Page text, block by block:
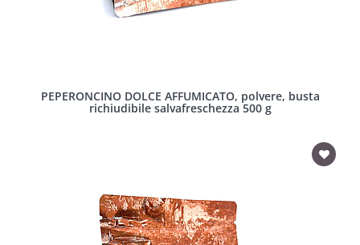
PEPERONCINO DOLCE AFFUMICATO, polvere, busta
richiudibile salvafreschezza 500 g